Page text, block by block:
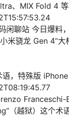
、MIX Fold 4
闲聊站 今日爆料
米骁龙 Gen 4“
语，特殊版
Franceschi-
（越狱）这个术语